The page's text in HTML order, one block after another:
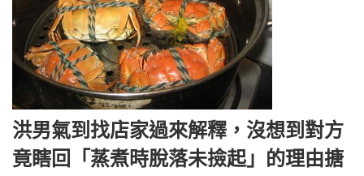
洪男氣到找店家過來解釋，沒想到對方
竟瞎回「蒸煮時脫落未撿起」的理由搪